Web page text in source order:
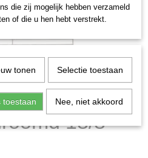
18/8 -
die zij mogelijk hebben verzameld
of die u hen hebt verstrekt.
tonen Selectie toestaan
toestaan Nee, niet akkoord